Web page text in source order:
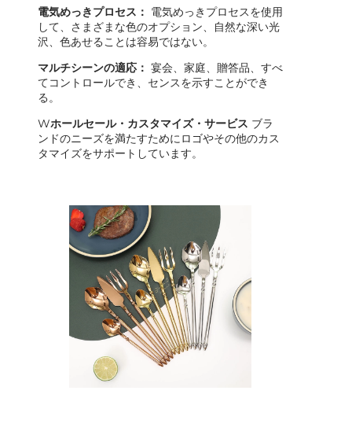
電気めっきプロセス： 電気めっきプロセスを使用
して、さまざまな色のオプション、自然な深い光
沢、色あせることは容易ではない。
マルチシーンの適応： 宴会、家庭、贈答品、すべ
てコントロールでき、センスを示すことができ
る。
Wホールセール・カスタマイズ・サービス ブラ
ンドのニーズを満たすためにロゴやその他のカス
タマイズをサポートしています。